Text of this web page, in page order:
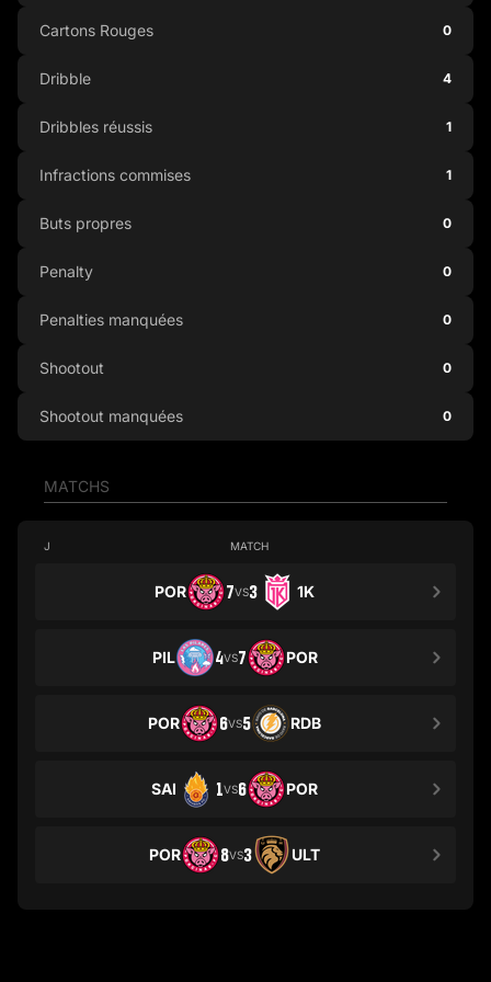
MATCHS
J MATCH
POR 7VS3 1K
PIL 4VS7 POR
POR 6VS5 RDB
SAI 1VS6 POR
POR 8VS3 ULT
Cartons Rouges 0
Dribble 4
Dribbles réussis 1
Infractions commises 1
Buts propres 0
Penalty 0
Penalties manquées 0
Shootout 0
Shootout manquées 0